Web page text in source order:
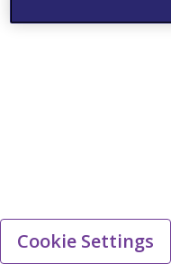
Cookie Settings